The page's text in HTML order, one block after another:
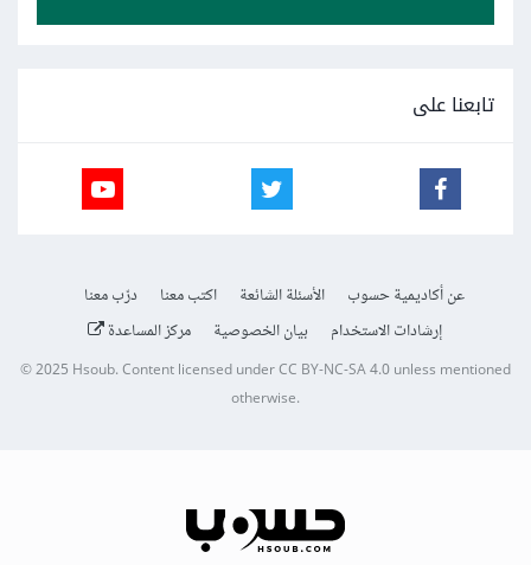
تابعنا على
عن أكاديمية حسوب الأسئلة الشائعة اكتب معنا
درّب معنا
إرشادات الاستخدام
بيان الخصوصية مركز المساعدة
© 2025Hsoub.Content licensed underCC BY-NC-SA 4.0unless mentioned
otherwise.